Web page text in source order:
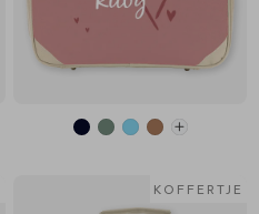
KOFFERTJE